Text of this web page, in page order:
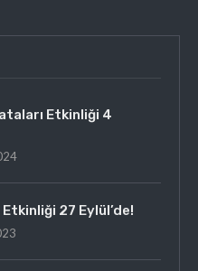
Etkinliği 4
27 Eylül’de!